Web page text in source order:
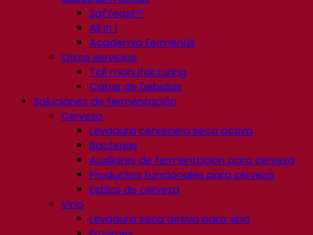
SafYeast™
All In 1
Academia Fermentis
Otros servicios
Toll manufacturing
Catas de bebidas
Soluciones de fermentación
Cerveza
Levadura cervecera seca activa
Bacterias
Auxiliares de fermentación para cerveza
Productos funcionales para cerveza
Estilos de cerveza
Vino
Levadura seca activa para vino